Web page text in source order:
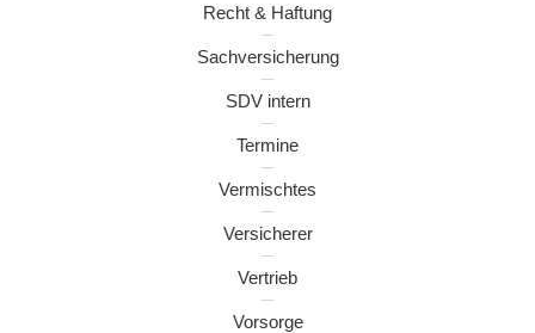
Recht & Haftung
Sachversicherung
SDV intern
Termine
Vermischtes
Versicherer
Vertrieb
Vorsorge